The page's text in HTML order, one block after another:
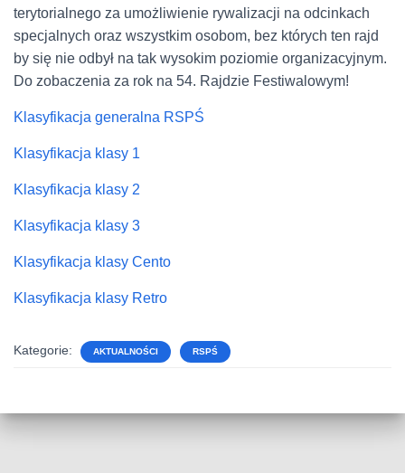
terytorialnego za umożliwienie rywalizacji na odcinkach
specjalnych oraz wszystkim osobom, bez których ten rajd
by się nie odbył na tak wysokim poziomie organizacyjnym.
Do zobaczenia za rok na 54. Rajdzie Festiwalowym!
Klasyfikacja generalna RSPŚ
Klasyfikacja klasy 1
Klasyfikacja klasy 2
Klasyfikacja klasy 3
Klasyfikacja klasy Cento
Klasyfikacja klasy Retro
Kategorie: AKTUALNOŚCI RSPŚ